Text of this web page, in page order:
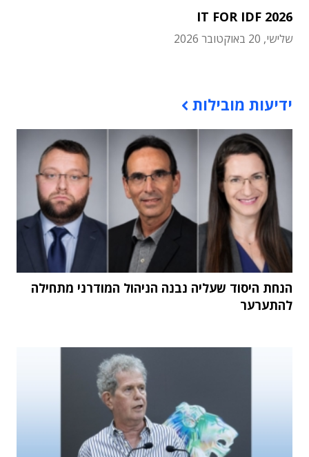
IT FOR IDF 2026
שלישי, 20 באוקטובר 2026
ידיעות מובילות
הנחת היסוד שעליה נבנה הניהול המודרני מתחילה
להתערער